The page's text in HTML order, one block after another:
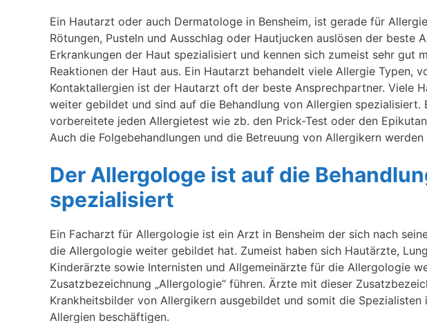
Ein Hautarzt oder auch Dermatologe in Bensheim, ist gerade für
Rötungen, Pusteln und Ausschlag oder Hautjucken auslösen der beste
Erkrankungen der Haut spezialisiert und kennen sich zumeist sehr gut
Reaktionen der Haut aus. Ein Hautarzt behandelt viele Allergie Typen,
Kontaktallergien ist der Hautarzt oft der beste Ansprechpartner. Viele
weiter gebildet und sind auf die Behandlung von Allergien spezialisiert.
vorbereitete jeden Allergietest wie zb. den Prick-Test oder den
Auch die Folgebehandlungen und die Betreuung von Allergikern
Der Allergologe ist auf die
spezialisiert
Ein Facharzt für Allergologie ist ein Arzt in Bensheim der sich nach
die Allergologie weiter gebildet hat. Zumeist haben sich Hautärzte,
Kinderärzte sowie Internisten und Allgemeinärzte für die Allergologie
Zusatzbezeichnung „Allergologie“ führen. Ärzte mit dieser
Krankheitsbilder von Allergikern ausgebildet und somit die
Allergien beschäftigen.